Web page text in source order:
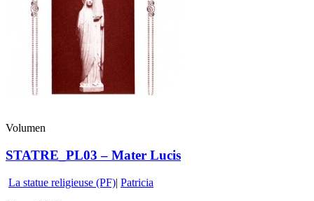
Volumen
STATRE_PL03 – Mater Lucis
La statue religieuse (PF)| Patricia